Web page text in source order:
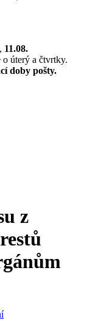
, 11.08.
o úterý a čtvrtky.
doby pošty.
z